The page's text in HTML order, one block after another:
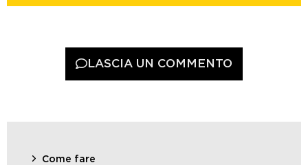
LASCIA UN COMMENTO
Come fare